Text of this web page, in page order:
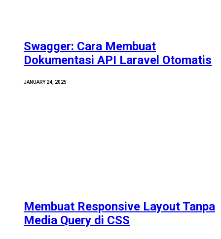
Swagger: Cara Membuat
Dokumentasi API Laravel Otomatis
JANUARY 24, 2025
Membuat Responsive Layout Tanpa
Media Query di CSS